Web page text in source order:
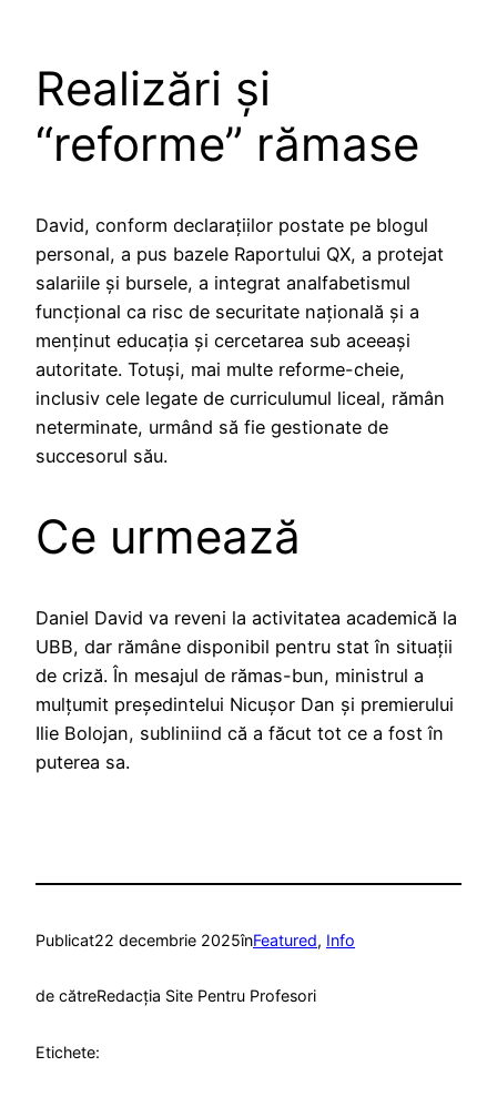
Realizări și
“reforme” rămase
David, conform declarațiilor postate pe blogul
personal, a pus bazele Raportului QX, a protejat
salariile și bursele, a integrat analfabetismul
funcțional ca risc de securitate națională și a
menținut educația și cercetarea sub aceeași
autoritate. Totuși, mai multe reforme-cheie,
inclusiv cele legate de curriculumul liceal, rămân
neterminate, urmând să fie gestionate de
succesorul său.
Ce urmează
Daniel David va reveni la activitatea academică la
UBB, dar rămâne disponibil pentru stat în situații
de criză. În mesajul de rămas-bun, ministrul a
mulțumit președintelui Nicușor Dan și premierului
Ilie Bolojan, subliniind că a făcut tot ce a fost în
puterea sa.
Publicat22 decembrie 2025înFeatured, Info
de cătreRedacția Site Pentru Profesori
Etichete: